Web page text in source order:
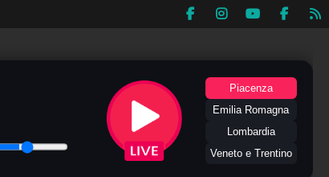
Piacenza
Emilia Romagna
Lombardia
Veneto e Trentino